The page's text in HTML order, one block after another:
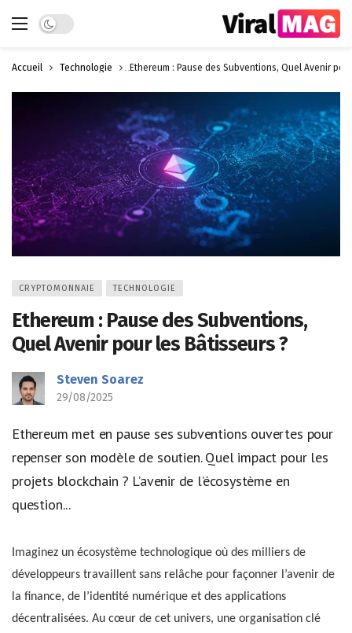
Dark mode
Accueil Technologie Ethereum : Pause des Subventions, Quel Avenir
CRYPTOMONNAIE TECHNOLOGIE
Ethereum : Pause des Subventions,
Quel Avenir pour les Bâtisseurs ?
Steven Soarez
29/08/2025
Ethereum met en pause ses subventions ouvertes pour
repenser son modèle de soutien. Quel impact pour les
projets blockchain ? L’avenir de l’écosystème en
question...
Imaginez un écosystème technologique où des milliers de
développeurs travaillent sans relâche pour façonner l’avenir de
la finance, de l’identité numérique et des applications
décentralisées. Au cœur de cet univers, une organisation clé